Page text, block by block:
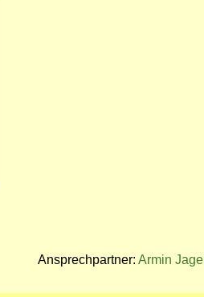
Ansprechpartner: Armin Jagel